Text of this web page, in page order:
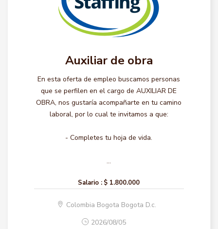
Auxiliar de obra
En esta oferta de empleo buscamos personas
que se perfilen en el cargo de AUXILIAR DE
OBRA, nos gustaría acompañarte en tu camino
laboral, por lo cual te invitamos a que:
- Completes tu hoja de vida.
...
Salario : $ 1.800.000
Colombia Bogota Bogota D.c.
2026/08/05